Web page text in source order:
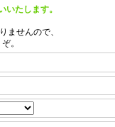
たします。
ませんので、
。